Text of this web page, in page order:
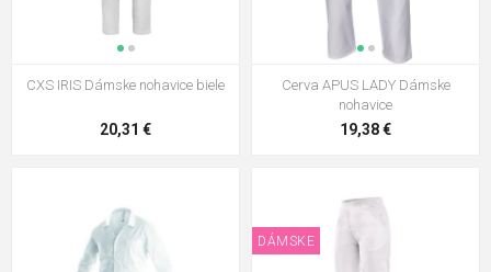
CXS IRIS Dámske nohavice biele
20,31 €
Cerva APUS LADY Dámske
nohavice
19,38 €
DÁMSKE